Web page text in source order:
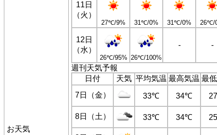
お天気
11日
（火）
27℃/9% 31℃/0% 31℃/0% 26℃/
12日
（水）
26℃/95% 26℃/100%
- -
週刊天気予報
日付
天気 平均気温 最高気温 最
7日（金）
33℃ 34℃
8日（土） 33℃ 34℃